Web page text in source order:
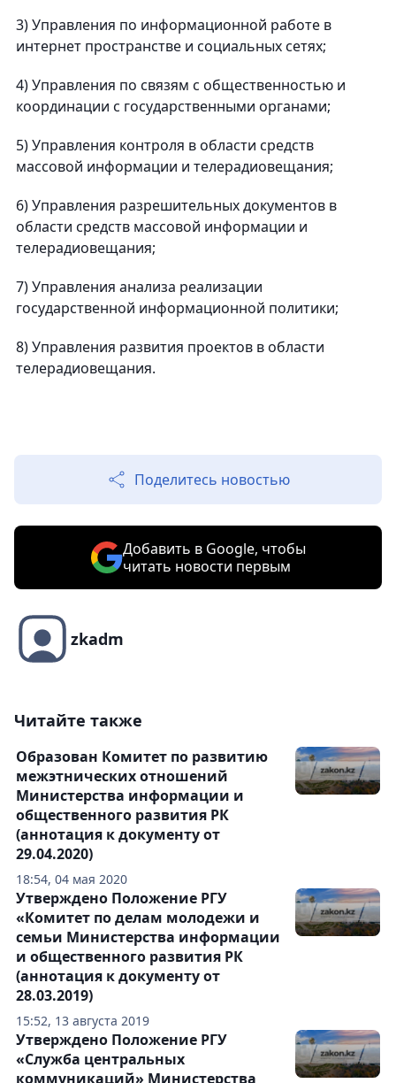
3) Управления по информационной работе в
интернет пространстве и социальных сетях;
4) Управления по связям с общественностью и
координации с государственными органами;
5) Управления контроля в области средств
массовой информации и телерадиовещания;
6) Управления разрешительных документов в
области средств массовой информации и
телерадиовещания;
7) Управления анализа реализации
государственной информационной политики;
8) Управления развития проектов в области
телерадиовещания.
Поделитесь новостью
Добавить в Google, чтобы
читать новости первым
zkadm
Читайте также
18:54, 04 мая 2020
Образован Комитет по развитию
межэтнических отношений
Министерства информации и
общественного развития РК
(аннотация к документу от
29.04.2020)
15:52, 13 августа 2019
Утверждено Положение РГУ
«Комитет по делам молодежи и
семьи Министерства информации
и общественного развития РК
(аннотация к документу от
28.03.2019)
Утверждено Положение РГУ
«Служба центральных
коммуникаций» Министерства